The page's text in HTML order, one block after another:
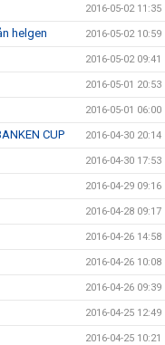
2016-05-02 11:35
helgen 2016-05-02 10:59
2016-05-02 09:41
2016-05-01 20:53
2016-05-01 06:00
CUP 2016-04-30 20:14
2016-04-30 17:53
2016-04-29 09:16
2016-04-28 09:17
2016-04-26 14:58
2016-04-26 10:08
2016-04-26 09:39
2016-04-25 12:49
2016-04-25 10:21